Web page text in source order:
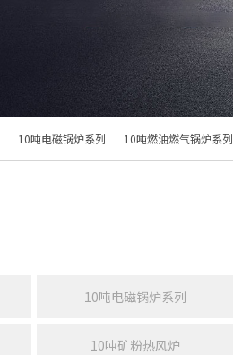
10吨电磁锅炉系列 10吨燃油燃气锅炉系列
10吨电磁锅炉系列
10吨矿粉热风炉